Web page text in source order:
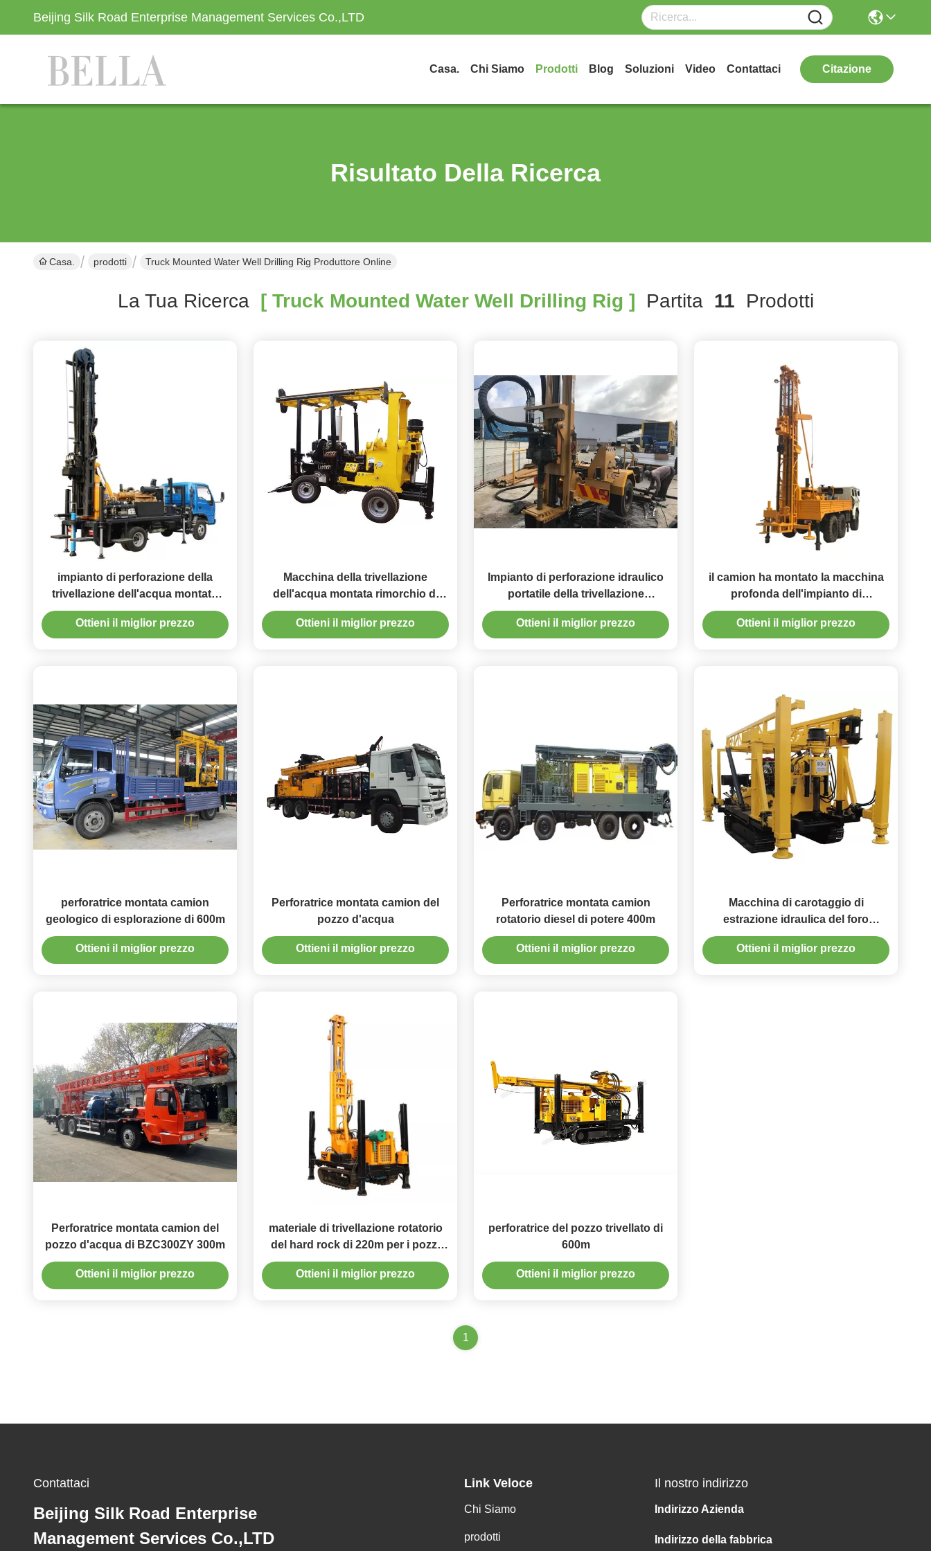
Beijing Silk Road Enterprise Management Services Co.,LTD
Casa. Chi Siamo Prodotti Blog Soluzioni Video Contattaci Citazione
Risultato Della Ricerca
Casa. prodotti Truck Mounted Water Well Drilling Rig Produttore Online
La Tua Ricerca[ Truck Mounted Water Well Drilling Rig ] Partita 11 Prodotti
impianto di perforazione della
trivellazione dell'acqua montato
camion
Ottieni il miglior prezzo
Macchina della trivellazione
dell'acqua montata rimorchio di
JXY600 600m
Ottieni il miglior prezzo
Impianto di perforazione idraulico
portatile della trivellazione
dell'acqua
Ottieni il miglior prezzo
il camion ha montato la macchina
profonda dell'impianto di
perforazione della trivellazione
dell'acqua del pozzo trivellato
Ottieni il miglior prezzo
perforatrice montata camion
geologico di esplorazione di 600m
Ottieni il miglior prezzo
Perforatrice montata camion del
pozzo d'acqua
Ottieni il miglior prezzo
Perforatrice montata camion
rotatorio diesel di potere 400m
Ottieni il miglior prezzo
Macchina di carotaggio di
estrazione idraulica del foro
profondo XYD-3
Ottieni il miglior prezzo
Perforatrice montata camion del
pozzo d'acqua di BZC300ZY 300m
Ottieni il miglior prezzo
materiale di trivellazione rotatorio
del hard rock di 220m per i pozzi
profondi
Ottieni il miglior prezzo
perforatrice del pozzo trivellato di
600m
Ottieni il miglior prezzo
1
Contattaci
Beijing Silk Road Enterprise
Management Services Co.,LTD
Link Veloce
Chi Siamo
prodotti
Il nostro indirizzo
Indirizzo Azienda
Indirizzo della fabbrica